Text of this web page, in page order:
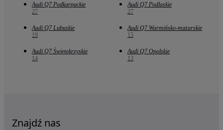
Audi Q7 Podkarpackie
27
Audi Q7 Podlaskie
27
Audi Q7 Lubuskie
19
Audi Q7 Warmińsko-mazurskie
15
Audi Q7 Świętokrzyskie
14
Audi Q7 Opolskie
13
Znajdź nas